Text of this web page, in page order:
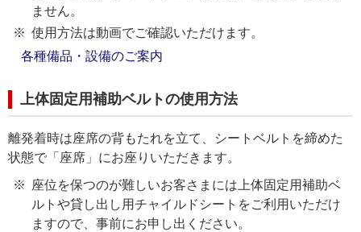
ません。
使用方法は動画でご確認いただけます。
各種備品・設備のご案内
上体固定用補助ベルトの使用方法
離発着時は座席の背もたれを立て、シートベルトを締めた
状態で「座席」にお座りいただきます。
座位を保つのが難しいお客さまには上体固定用補助ベ
ルトや貸し出し用チャイルドシートをご利用いただけ
ますので、事前にお申し出ください。